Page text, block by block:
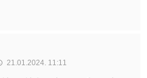
21.01.2024. 11:11